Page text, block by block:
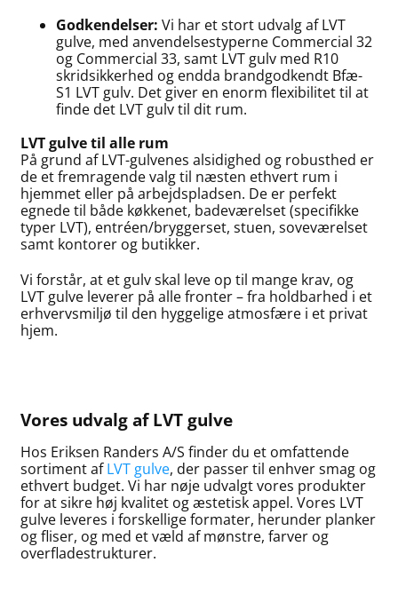
Godkendelser: Vi har et stort udvalg af LVT
gulve, med anvendelsestyperne Commercial 32
og Commercial 33, samt LVT gulv med R10
skridsikkerhed og endda brandgodkendt Bfæ-
S1 LVT gulv. Det giver en enorm flexibilitet til at
finde det LVT gulv til dit rum.
LVT gulve til alle rum
På grund af LVT-gulvenes alsidighed og robusthed er
de et fremragende valg til næsten ethvert rum i
hjemmet eller på arbejdspladsen. De er perfekt
egnede til både køkkenet, badeværelset (specifikke
typer LVT), entréen/bryggerset, stuen, soveværelset
samt kontorer og butikker.
Vi forstår, at et gulv skal leve op til mange krav, og
LVT gulve leverer på alle fronter – fra holdbarhed i et
erhvervsmiljø til den hyggelige atmosfære i et privat
hjem.
Vores udvalg af LVT gulve
Hos Eriksen Randers A/S finder du et omfattende
sortiment afLVT gulve, der passer til enhver smag og
ethvert budget. Vi har nøje udvalgt vores produkter
for at sikre høj kvalitet og æstetisk appel. Vores LVT
gulve leveres i forskellige formater, herunder planker
og fliser, og med et væld af mønstre, farver og
overfladestrukturer.